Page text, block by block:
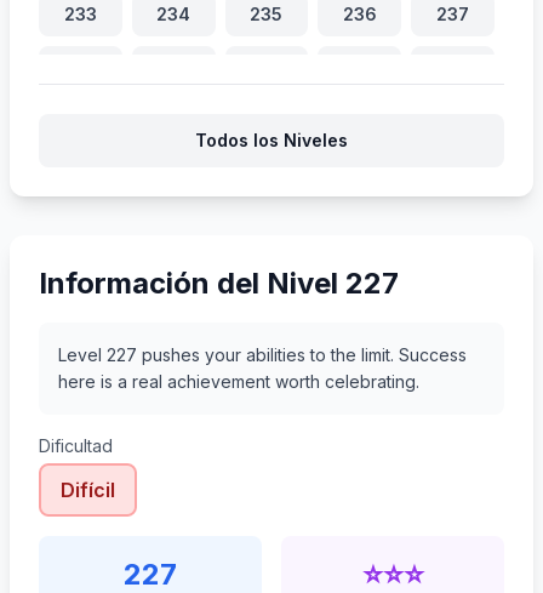
233 234 235 236 237
Todos los Niveles
Información del Nivel 227
Level 227 pushes your abilities to the limit. Success
here is a real achievement worth celebrating.
Dificultad
Difícil
227 ⭐⭐⭐